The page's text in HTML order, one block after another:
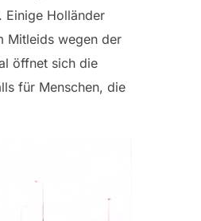
Einige Holländer
Mitleids wegen der
öffnet sich die
für Menschen, die